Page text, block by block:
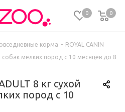
0 0
корма - ROYAL CANIN
собак мелких пород с 10 месяцев до 8
8 кг сухой
пород с 10